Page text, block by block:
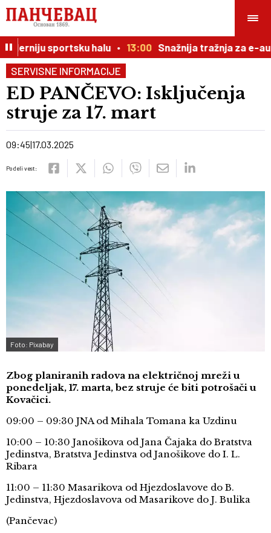
sportsku halu 13:00 Snažnija tražnja za e-
SERVISNE INFORMACIJE
ED PANČEVO: Isključenja
struje za 17. mart
09:45 17.03.2025
Podeli vest:
Foto: Pixabay
Zbog planiranih radova na električnoj mreži u
ponedeljak, 17. marta, bez struje će biti potrošači u
Kovačici.
09:00 – 09:30 JNA od Mihala Tomana ka Uzdinu
10:00 – 10:30 Janošikova od Jana Čajaka do Bratstva
Jedinstva, Bratstva Jedinstva od Janošikove do I. L.
Ribara
11:00 – 11:30 Masarikova od Hjezdoslavove do B.
Jedinstva, Hjezdoslavova od Masarikove do J. Bulika
(Pančevac)